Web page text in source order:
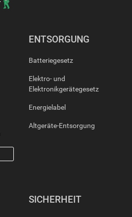
ENTSORGUNG
Batteriegesetz
Elektro- und
Elektronikgerätegesetz
Energielabel
Altgeräte-Entsorgung
SICHERHEIT